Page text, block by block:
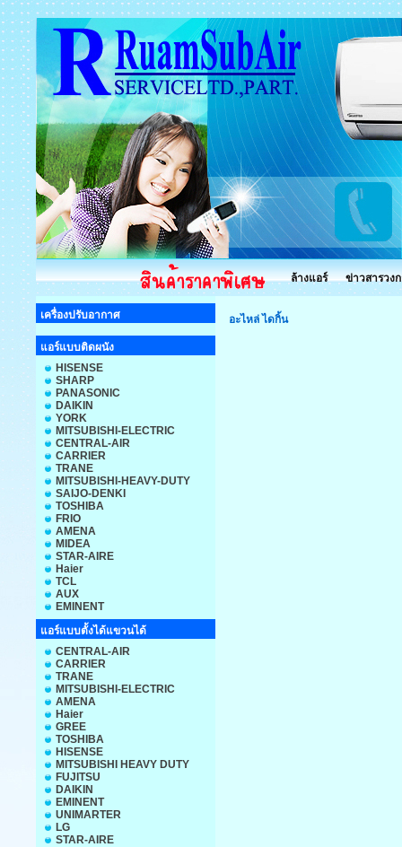
ล้างแอร์ ข่าวสารวง
เครื่องปรับอากาศ
แอร์แบบติดผนัง
HISENSE
SHARP
PANASONIC
DAIKIN
YORK
MITSUBISHI-ELECTRIC
CENTRAL-AIR
CARRIER
TRANE
MITSUBISHI-HEAVY-DUTY
SAIJO-DENKI
TOSHIBA
FRIO
AMENA
MIDEA
STAR-AIRE
Haier
TCL
AUX
EMINENT
แอร์แบบตั้งได้แขวนได้
CENTRAL-AIR
CARRIER
TRANE
MITSUBISHI-ELECTRIC
AMENA
Haier
GREE
TOSHIBA
HISENSE
MITSUBISHI HEAVY DUTY
FUJITSU
DAIKIN
EMINENT
UNIMARTER
LG
STAR-AIRE
อะไหล่ ไดกิ้น